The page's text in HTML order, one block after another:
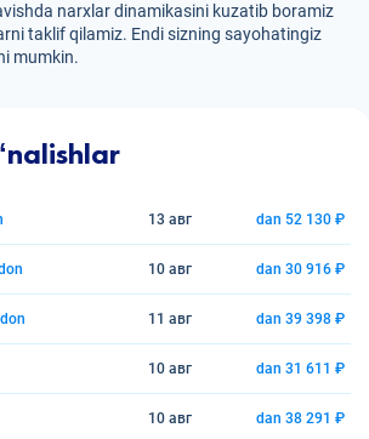
narxlar dinamikasini kuzatib boramiz
taklif qilamiz. Endi sizning sayohatingiz
mumkin.
13 авг dan 52 130 ₽
10 авг dan 30 916 ₽
11 авг dan 39 398 ₽
10 авг dan 31 611 ₽
10 авг dan 38 291 ₽